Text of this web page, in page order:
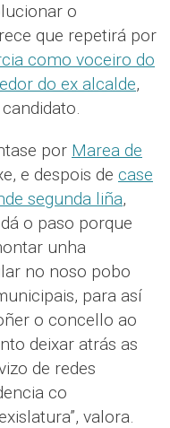
o
que repetirá por
como voceiro do
do ex alcalde,
por Marea de
e despois de case
segunda liña,
o paso porque
unha
no noso pobo
para así
o concello ao
deixar atrás as
de redes
co
valora.